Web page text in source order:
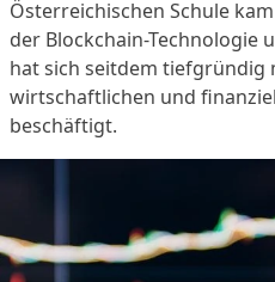
Österreichischen Schule
der Blockchain-Technologie
hat sich seitdem tiefgründig
wirtschaftlichen und
beschäftigt.